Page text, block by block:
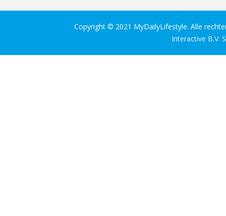
Copyright © 2021 MyDailyLifestyle. Alle
Interactive B.V.